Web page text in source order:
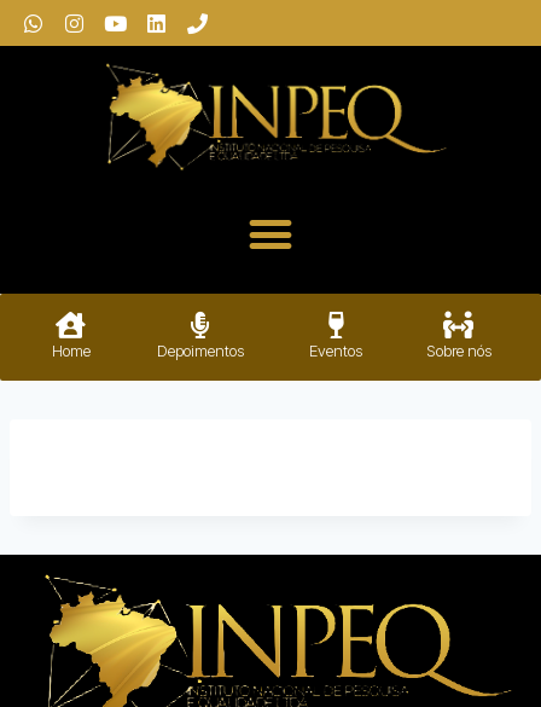
Home Depoimentos Eventos Sobre nós